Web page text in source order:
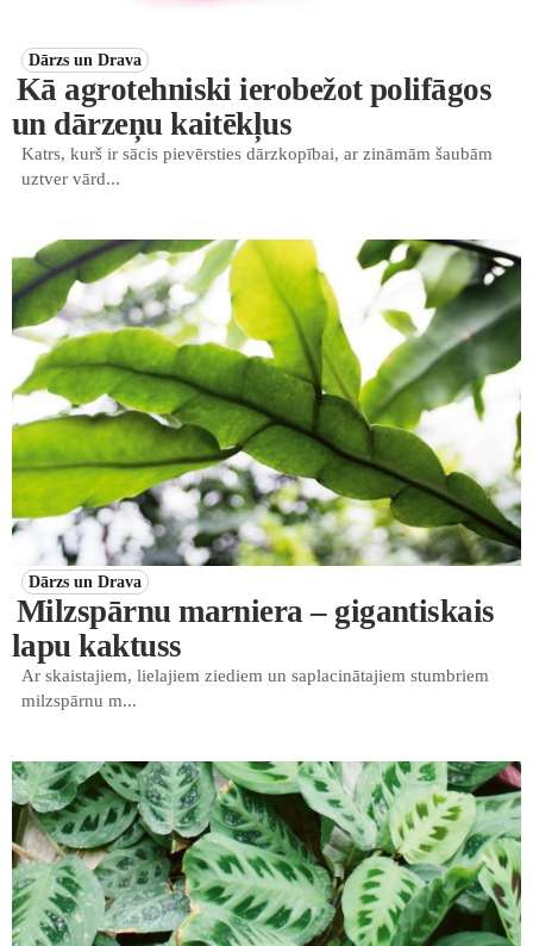
Dārzs un Drava
Kā agrotehniski ierobežot polifāgos
un dārzeņu kaitēkļus
Katrs, kurš ir sācis pievērsties dārzkopībai, ar zināmām šaubām
uztver vārd...
Dārzs un Drava
Milzspārnu marniera – gigantiskais
lapu kaktuss
Ar skaistajiem, lielajiem ziediem un saplacinātajiem stumbriem
milzspārnu m...